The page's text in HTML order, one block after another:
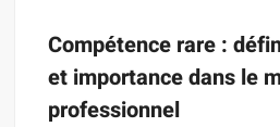
Compétence rare :
et importance dans le
professionnel